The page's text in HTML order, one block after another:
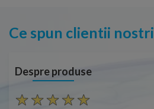
Ce spun clientii nostri
Despre produse